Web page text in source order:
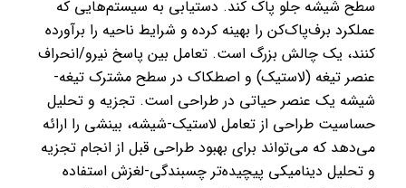
سطح شیشه جلو پاک کند. دستیابی به سیستم‌هایی که
عملکرد برف‌پاک‌کن را بهینه کرده و شرایط ناحیه را برآورده
کنند، یک چالش بزرگ است. تعامل بین پاسخ نیرو/انحراف
عنصر تیغه (لاستیک) و اصطکاک در سطح مشترک تیغه-
شیشه یک عنصر حیاتی در طراحی است. تجزیه و تحلیل
حساسیت طراحی از تعامل لاستیک-شیشه، بینشی را ارائه
می‌دهد که می‌تواند برای بهبود طراحی قبل از انجام تجزیه
و تحلیل دینامیکی پیچیده‌تر چسبندگی-لغزش استفاده